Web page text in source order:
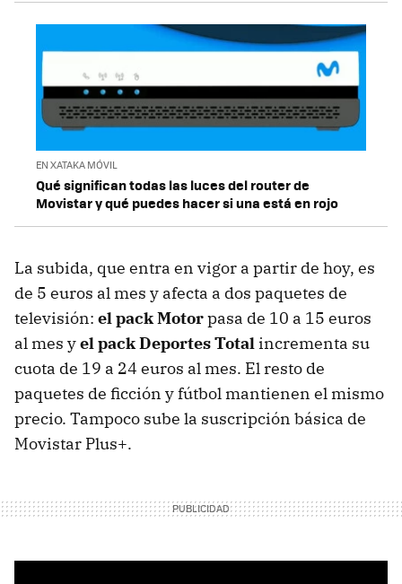
EN XATAKA MÓVIL
Qué significan todas las luces del router de
Movistar y qué puedes hacer si una está en rojo
La subida, que entra en vigor a partir de hoy, es
de 5 euros al mes y afecta a dos paquetes de
televisión: el pack Motorpasa de 10 a 15 euros
al mes yel pack Deportes Total incrementa su
cuota de 19 a 24 euros al mes. El resto de
paquetes de ficción y fútbol mantienen el mismo
precio. Tampoco sube la suscripción básica de
Movistar Plus+.